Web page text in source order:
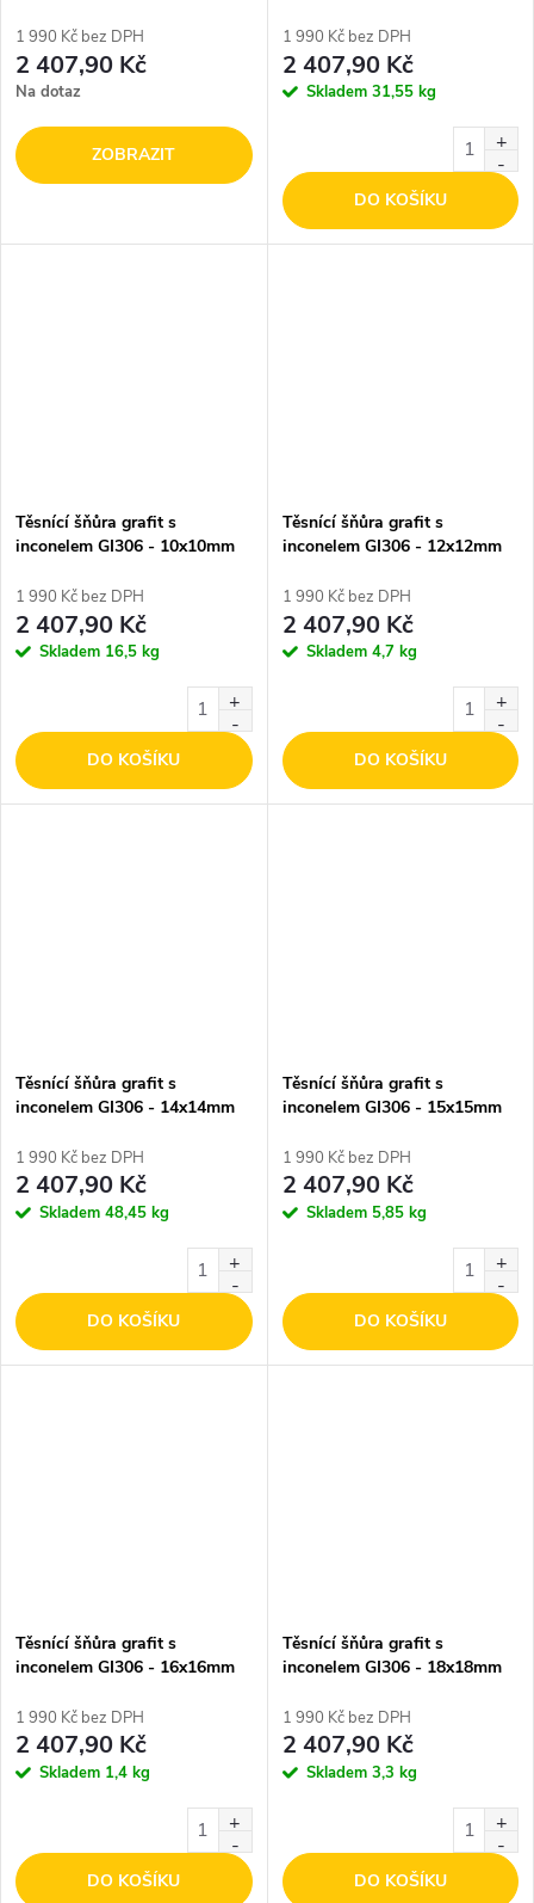
1 990 Kč bez DPH
2 407,90 Kč
Na dotaz
ZOBRAZIT
1 990 Kč bez DPH
2 407,90 Kč
Skladem 31,55 kg
DO KOŠÍKU
Těsnící šňůra grafit s
inconelem GI306 - 10x10mm
1 990 Kč bez DPH
2 407,90 Kč
Skladem 16,5 kg
DO KOŠÍKU
Těsnící šňůra grafit s
inconelem GI306 - 12x12mm
1 990 Kč bez DPH
2 407,90 Kč
Skladem 4,7 kg
DO KOŠÍKU
Těsnící šňůra grafit s
inconelem GI306 - 14x14mm
1 990 Kč bez DPH
2 407,90 Kč
Skladem 48,45 kg
DO KOŠÍKU
Těsnící šňůra grafit s
inconelem GI306 - 15x15mm
1 990 Kč bez DPH
2 407,90 Kč
Skladem 5,85 kg
DO KOŠÍKU
Těsnící šňůra grafit s
inconelem GI306 - 16x16mm
1 990 Kč bez DPH
2 407,90 Kč
Skladem 1,4 kg
DO KOŠÍKU
Těsnící šňůra grafit s
inconelem GI306 - 18x18mm
1 990 Kč bez DPH
2 407,90 Kč
Skladem 3,3 kg
DO KOŠÍKU